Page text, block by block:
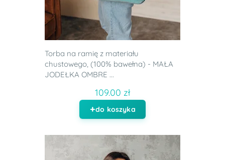
Torba na ramię z materiału
chustowego, (100% bawełna) - MAŁA
JODEŁKA OMBRE ...
109.00 zł
do koszyka